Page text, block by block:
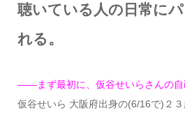
聴いている人の日常に
れる。
——まず最初に、仮谷せいらさんの自
仮谷せいら 大阪府出身の(6/16で)２３